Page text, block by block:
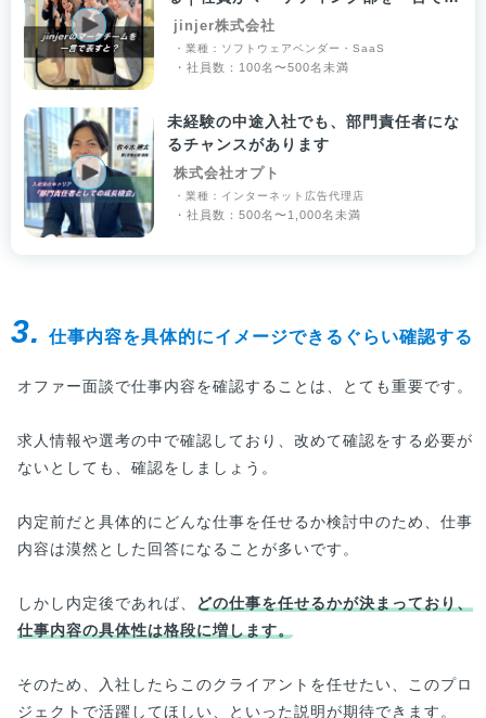
す！
jinjer株式会社
・業種：ソフトウェアベンダー・SaaS
・社員数：100名〜500名未満
未経験の中途入社でも、部門責任者にな
るチャンスがあります
株式会社オプト
・業種：インターネット広告代理店
・社員数：500名〜1,000名未満
3. 仕事内容を具体的にイメージできるぐらい確認する
オファー面談で仕事内容を確認することは、とても重要です。
求人情報や選考の中で確認しており、改めて確認をする必要が
ないとしても、確認をしましょう。
内定前だと具体的にどんな仕事を任せるか検討中のため、仕事
内容は漠然とした回答になることが多いです。
しかし内定後であれば、
どの仕事を任せるかが決まっており、
仕事内容の具体性は格段に増します。
そのため、入社したらこのクライアントを任せたい、このプロ
ジェクトで活躍してほしい、といった説明が期待できます。